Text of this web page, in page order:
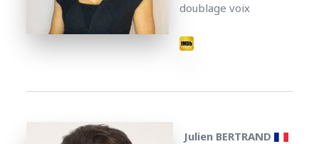
doublage voix
Julien BERTRAND